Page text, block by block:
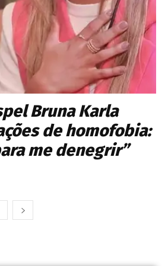
Bruna Karla
de homofobia:
me denegrir”